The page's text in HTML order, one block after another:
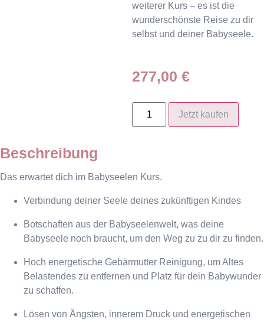
weiterer Kurs – es ist die
wunderschönste Reise zu dir
selbst und deiner Babyseele.
277,00 €
Jetzt kaufen
Beschreibung
Das erwartet dich im Babyseelen Kurs.
Verbindung deiner Seele deines zukünftigen Kindes
Botschaften aus der Babyseelenwelt, was deine
Babyseele noch braucht, um den Weg zu zu dir zu finden.
Hoch energetische Gebärmutter Reinigung, um Altes
Belastendes zu entfernen und Platz für dein Babywunder
zu schaffen.
Lösen von Ängsten, innerem Druck und energetischen